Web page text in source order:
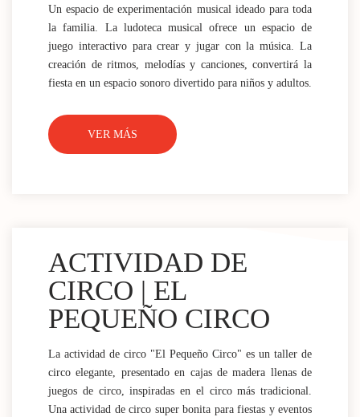
Un espacio de experimentación musical ideado para toda
la familia. La ludoteca musical ofrece un espacio de
juego interactivo para crear y jugar con la música. La
creación de ritmos, melodías y canciones, convertirá la
fiesta en un espacio sonoro divertido para niños y adultos.
VER MÁS
ACTIVIDAD DE
CIRCO | EL
PEQUEÑO CIRCO
La actividad de circo "El Pequeño Circo" es un taller de
circo elegante, presentado en cajas de madera llenas de
juegos de circo, inspiradas en el circo más tradicional.
Una actividad de circo super bonita para fiestas y eventos